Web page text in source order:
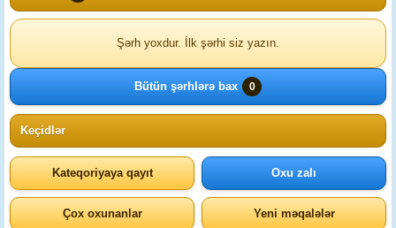
Şərh yoxdur. İlk şərhi siz yazın.
Bütün şərhlərə bax 0
Keçidlər
Kateqoriyaya qayıt Oxu zalı
Çox oxunanlar Yeni məqalələr